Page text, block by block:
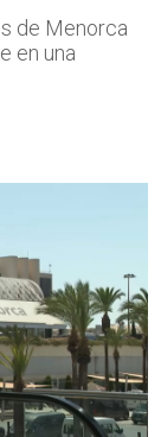
de Menorca
en una